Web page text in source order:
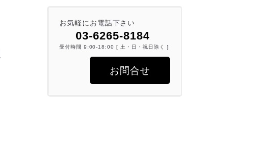
お気軽にお電話下さい
03-6265-8184
受付時間 9:00-18:00 [ 土・日・祝日除く ]
お問合せ